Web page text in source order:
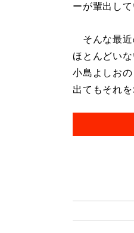
ーが輩出して
そんな最近
ほとんどい
小島よしお
出てもそれ